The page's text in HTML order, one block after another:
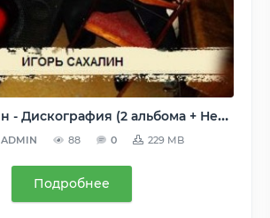
Игорь Сахалин - Дискография (2 альбома + Неизданное) 2008, MP3, VBR, 128-320 kbps
ADMIN 88 0 229 MB
Подробнее